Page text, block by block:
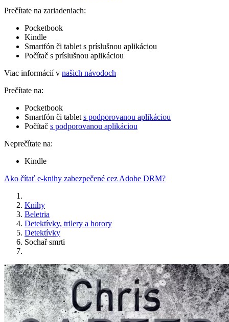
Prečítate na zariadeniach:
Pocketbook
Kindle
Smartfón či tablet s príslušnou aplikáciou
Počítač s príslušnou aplikáciou
Viac informácií v našich návodoch
Prečítate na:
Pocketbook
Smartfón či tablet s podporovanou aplikáciou
Počítač s podporovanou aplikáciou
Neprečítate na:
Kindle
Ako čítať e-knihy zabezpečené cez Adobe DRM?
Knihy
Beletria
Detektívky, trilery a horory
Detektívky
Sochař smrti